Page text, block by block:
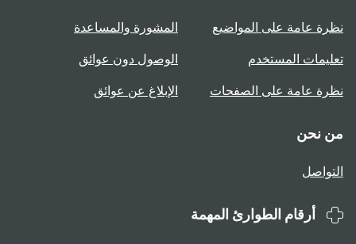
عامة على المواضيع
المستخدم
عامة على الصفحات
المشورة والمساعدة
الوصول دون عوائق
الإبلاغ عن عوائق
نحن
أرقام الطوارئ المهمة